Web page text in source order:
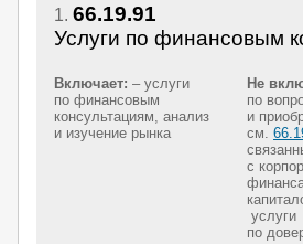
1. 66.19.91
Услуги по финансовым
Включает: – услуги
по финансовым
консультациям, анализ
и изучение рынка
Не
по
и
см.
с
услуги
по